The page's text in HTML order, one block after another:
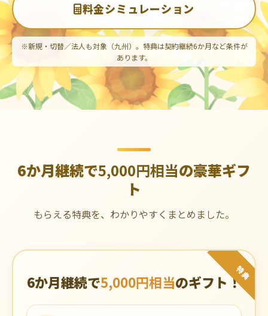
料金シミュレーション
※新規・切替／法人も対象（九州）。特典は契約継続6か月など条件が
あります。
6か月継続で5,000円相当の豪華ギフ
ト
もらえる特典を、わかりやすくまとめました。
特典
6か月継続で5,000円相当のギフト！